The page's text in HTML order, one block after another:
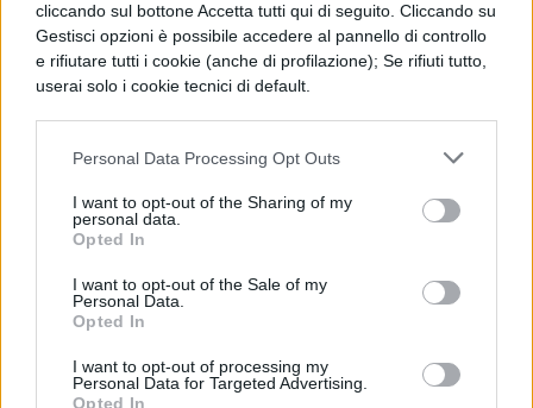
cliccando sul bottone Accetta tutti qui di seguito. Cliccando su
Gestisci opzioni è possibile accedere al pannello di controllo
e rifiutare tutti i cookie (anche di profilazione); Se rifiuti tutto,
userai solo i cookie tecnici di default.
Personal Data Processing Opt Outs
I want to opt-out of the Sharing of my
personal data.
Opted In
I want to opt-out of the Sale of my
Personal Data.
Opted In
I want to opt-out of processing my
Personal Data for Targeted Advertising.
Opted In
svolgerle tutte in un tempo massimo di 150
minuti. Per questo motivo quello che
bisogna fare principalmente è esercitarsi e
cercare di diventare veloci e precisi.
L’unico modo è dunque quello di cliccare
qui e utilizzare le simulazioni che ti
forniamo!
Simulazioni Scienze della